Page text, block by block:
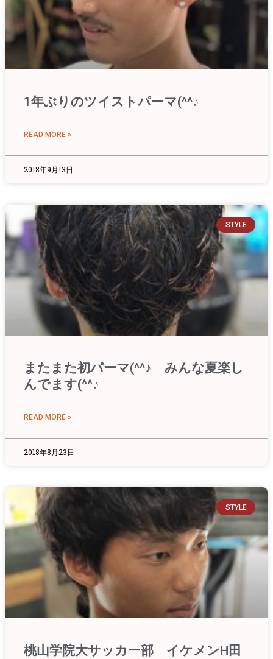
1年ぶりのツイストパーマ(^^♪
READ MORE »
2018年9月13日
STYLE
またまた初パーマ(^^♪ みんな夏楽し
んでます(^^♪
READ MORE »
2018年8月23日
STYLE
桃山学院大サッカー部 イケメンH田